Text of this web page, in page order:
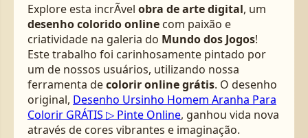
Explore esta incrÃ­vel obra de arte digital, um
desenho colorido online com paixão e
criatividade na galeria do Mundo dos Jogos!
Este trabalho foi carinhosamente pintado por
um de nossos usuários, utilizando nossa
ferramenta decolorir online grátis. O desenho
original, Desenho Ursinho Homem Aranha Para
Colorir GRÁTIS ▷ Pinte Online, ganhou vida nova
através de cores vibrantes e imaginação.